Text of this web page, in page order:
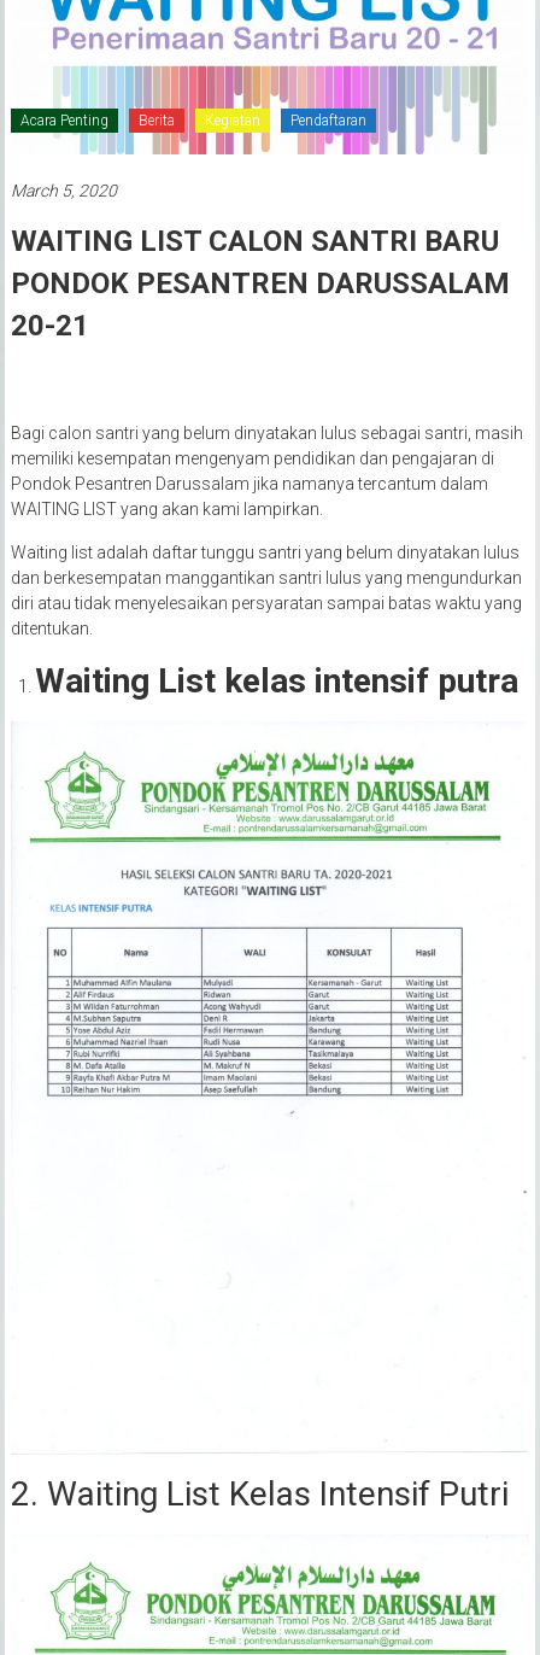
Acara Penting Berita Kegiatan Pendaftaran
March 5, 2020
WAITING LIST CALON SANTRI BARU
PONDOK PESANTREN DARUSSALAM
20-21
Bagi calon santri yang belum dinyatakan lulus sebagai santri, masih
memiliki kesempatan mengenyam pendidikan dan pengajaran di
Pondok Pesantren Darussalam jika namanya tercantum dalam
WAITING LIST yang akan kami lampirkan.
Waiting list adalah daftar tunggu santri yang belum dinyatakan lulus
dan berkesempatan manggantikan santri lulus yang mengundurkan
diri atau tidak menyelesaikan persyaratan sampai batas waktu yang
ditentukan.
Waiting List kelas intensif putra
2. Waiting List Kelas Intensif Putri